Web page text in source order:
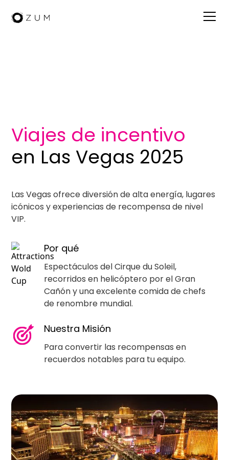
Viajes de incentivo
en Las Vegas 2025
Las Vegas ofrece diversión de alta energía, lugares
icónicos y experiencias de recompensa de nivel
VIP.
Por qué
Espectáculos del Cirque du Soleil,
recorridos en helicóptero por el Gran
Cañón y una excelente comida de chefs
de renombre mundial.
Nuestra Misión
Para convertir las recompensas en
recuerdos notables para tu equipo.